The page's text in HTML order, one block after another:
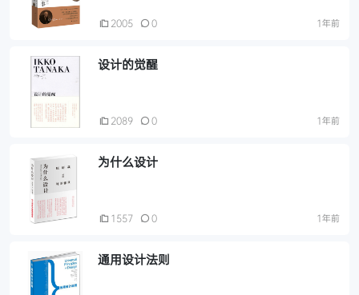
2005 0 1年前
设计的觉醒
2089 0 1年前
为什么设计
1557 0 1年前
通用设计法则